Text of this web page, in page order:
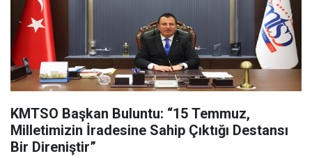
KMTSO Başkan Buluntu: “15 Temmuz,
Milletimizin İradesine Sahip Çıktığı Destansı
Bir Direniştir”